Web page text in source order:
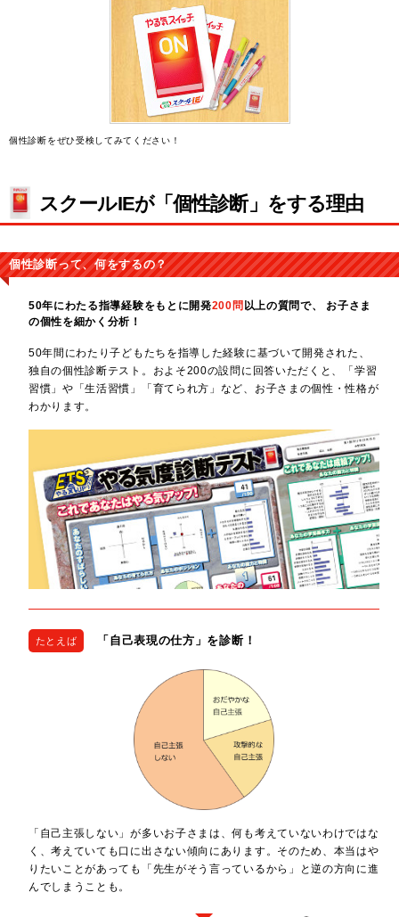
個性診断をぜひ受検してみてください！
スクールIEが「個性診断」をする理由
個性診断って、何をするの？
50年にわたる指導経験をもとに開発200問 以上の質問で、 お子さま
の個性を細かく分析！
50年間にわたり子どもたちを指導した経験に基づいて開発された、
独自の個性診断テスト。およそ200の設問に回答いただくと、「学習
習慣」や「生活習慣」「育てられ方」など、お子さまの個性・性格が
わかります。
たとえば 「自己表現の仕方」を診断！
「自己主張しない」が多いお子さまは、何も考えていないわけではな
く、考えていても口に出さない傾向にあります。そのため、本当はや
りたいことがあっても「先生がそう言っているから」と逆の方向に進
んでしまうことも。